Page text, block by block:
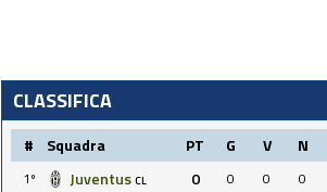
CLASSIFICA
# Squadra PT G V N
1º Juventus CL 0 0 0 0